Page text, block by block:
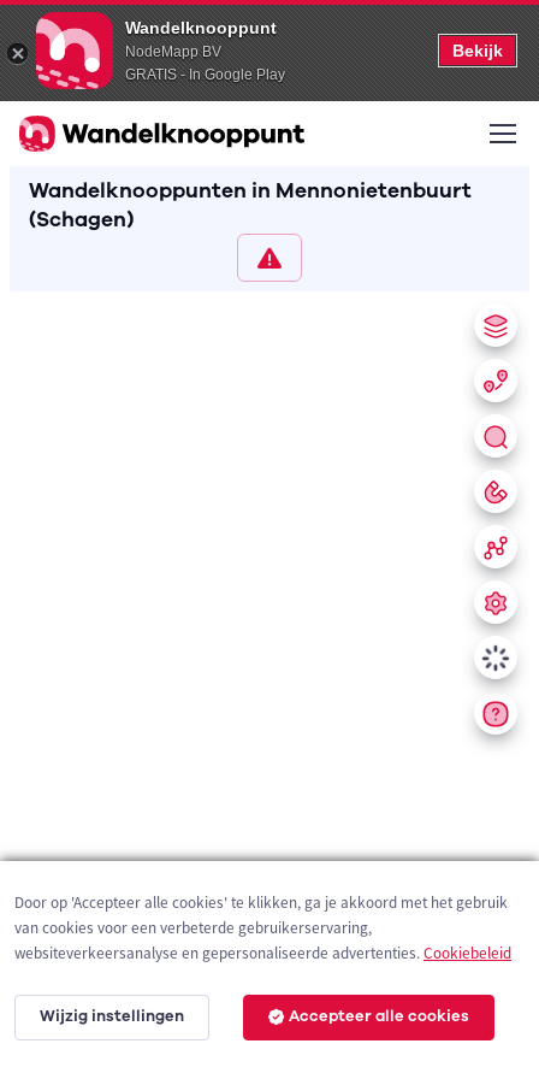
Wandelknooppunt
NodeMapp BV
GRATIS - In Google Play
Bekijk
Wandelknooppunten in Mennonietenbuurt
(Schagen)
200 m
Door op 'Accepteer alle cookies' te klikken, ga je akkoord met het gebruik
van cookies voor een verbeterde gebruikerservaring,
websiteverkeersanalyse en gepersonaliseerde advertenties.Cookiebeleid
Wijzig instellingen Accepteer alle cookies